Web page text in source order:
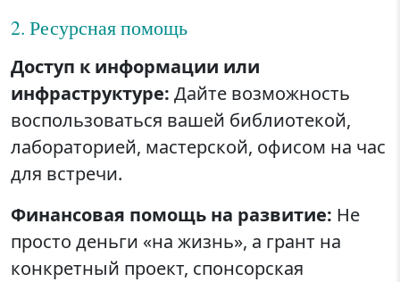
2. Ресурсная помощь
Доступ к информации или
инфраструктуре: Дайте возможность
воспользоваться вашей библиотекой,
лабораторией, мастерской, офисом на час
для встречи.
Финансовая помощь на развитие: Не
просто деньги «на жизнь», а грант на
конкретный проект, спонсорская